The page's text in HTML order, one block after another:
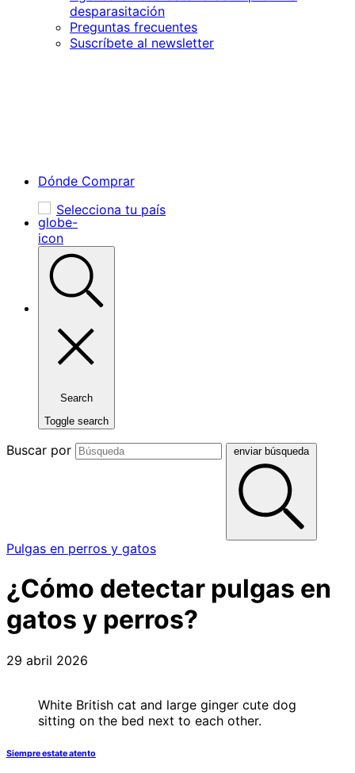
desparasitación
Preguntas frecuentes
Suscríbete al newsletter
Dónde Comprar
Selecciona tu país
Search
Toggle search
Buscar por enviar búsqueda
Pulgas en perros y gatos
¿Cómo detectar pulgas en
gatos y perros?
29 abril 2026
White British cat and large ginger cute dog
sitting on the bed next to each other.
Siempre estate atento